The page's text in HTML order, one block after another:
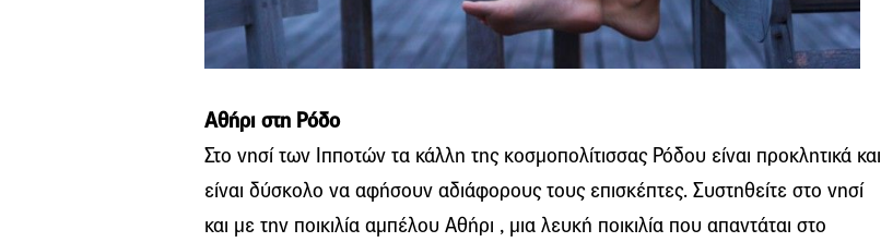
Αθήρι στη Ρόδο
Στο νησί των Ιπποτών τα κάλλη της κοσμοπολίτισσας Ρόδου είναι προκλητικά και
είναι δύσκολο να αφήσουν αδιάφορους τους επισκέπτες. Συστηθείτε στο νησί
και με την ποικιλία αμπέλου Αθήρι , μια λευκή ποικιλία που απαντάται στο